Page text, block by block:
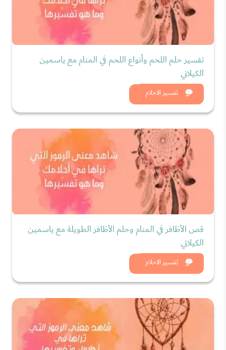
تفسير الاحلام
تفسير حلم اللحم وأنواع اللحم في المنام مع ياسمين
الكيلاني
شاهد الان
تفسير الاحلام
قص الأظافر في المنام وحلم الأظافر الطويلة مع ياسمين
الكيلاني
شاهد الان